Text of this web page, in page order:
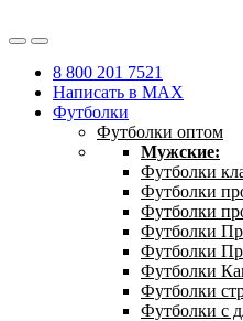
8 800 201 7521
Написать в MAX
Футболки
Футболки оптом
Мужские:
Футболки
Футболки
Футболки
Футболки
Футболки
Футболки
Футболки
Футболки с